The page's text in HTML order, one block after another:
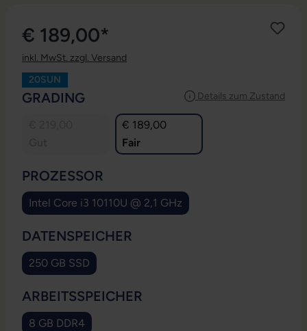
€ 189,00*
inkl. MwSt. zzgl. Versand
20SUN
Details zum Zustand
GRADING
€ 189,00
Fair
PROZESSOR
Intel Core i3 10110U @ 2,1 GHz
DATENSPEICHER
250 GB SSD
ARBEITSSPEICHER
8 GB DDR4